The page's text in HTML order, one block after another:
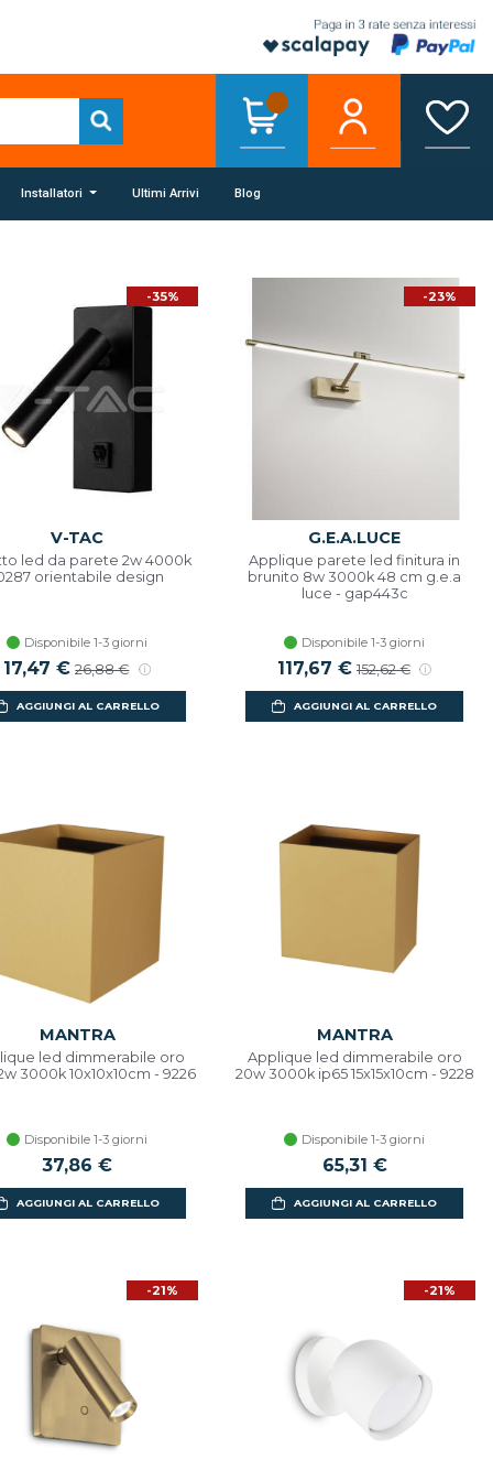
Installatori Ultimi Arrivi Blog
-35%
V-TAC
led da parete 2w 4000k
orientabile design
Disponibile 1-3 giorni
Prezzo scontato
17,47 € Prezzo di listino
26,88 €
AGGIUNGI AL CARRELLO
-23%
G.E.A.LUCE
Applique parete led finitura in
brunito 8w 3000k 48 cm g.e.a
luce - gap443c
Disponibile 1-3 giorni
Prezzo scontato
117,67 € Prezzo di listino
152,62 €
AGGIUNGI AL CARRELLO
MANTRA
led dimmerabile oro
3000k 10x10x10cm - 9226
Disponibile 1-3 giorni
37,86 €
AGGIUNGI AL CARRELLO
MANTRA
Applique led dimmerabile oro
20w 3000k ip65 15x15x10cm - 9228
Disponibile 1-3 giorni
65,31 €
AGGIUNGI AL CARRELLO
-21% -21%